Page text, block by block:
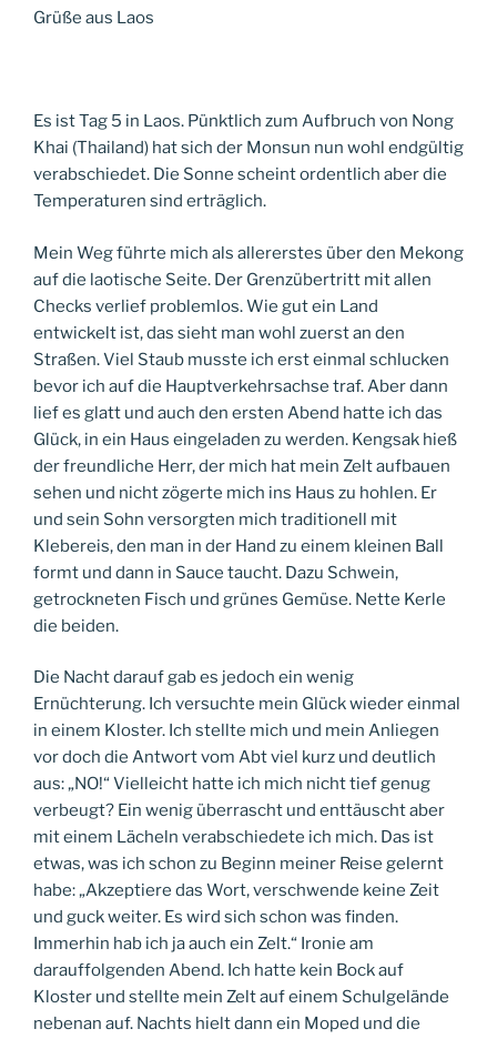
Grüße aus Laos
Es ist Tag 5 in Laos. Pünktlich zum Aufbruch von Nong
Khai (Thailand) hat sich der Monsun nun wohl endgültig
verabschiedet. Die Sonne scheint ordentlich aber die
Temperaturen sind erträglich.
Mein Weg führte mich als allererstes über den Mekong
auf die laotische Seite. Der Grenzübertritt mit allen
Checks verlief problemlos. Wie gut ein Land
entwickelt ist, das sieht man wohl zuerst an den
Straßen. Viel Staub musste ich erst einmal schlucken
bevor ich auf die Hauptverkehrsachse traf. Aber dann
lief es glatt und auch den ersten Abend hatte ich das
Glück, in ein Haus eingeladen zu werden. Kengsak hieß
der freundliche Herr, der mich hat mein Zelt aufbauen
sehen und nicht zögerte mich ins Haus zu hohlen. Er
und sein Sohn versorgten mich traditionell mit
Klebereis, den man in der Hand zu einem kleinen Ball
formt und dann in Sauce taucht. Dazu Schwein,
getrockneten Fisch und grünes Gemüse. Nette Kerle
die beiden.
Die Nacht darauf gab es jedoch ein wenig
Ernüchterung. Ich versuchte mein Glück wieder einmal
in einem Kloster. Ich stellte mich und mein Anliegen
vor doch die Antwort vom Abt viel kurz und deutlich
aus: „NO!“ Vielleicht hatte ich mich nicht tief genug
verbeugt? Ein wenig überrascht und enttäuscht aber
mit einem Lächeln verabschiedete ich mich. Das ist
etwas, was ich schon zu Beginn meiner Reise gelernt
habe: „Akzeptiere das Wort, verschwende keine Zeit
und guck weiter. Es wird sich schon was finden.
Immerhin hab ich ja auch ein Zelt.“ Ironie am
darauffolgenden Abend. Ich hatte kein Bock auf
Kloster und stellte mein Zelt auf einem Schulgelände
nebenan auf. Nachts hielt dann ein Moped und die